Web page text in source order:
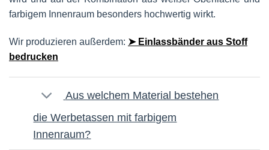
farbigem Innenraum besonders hochwertig wirkt.
Wir produzieren außerdem: ➤ Einlassbänder aus Stoff
bedrucken
Aus welchem Material bestehen
die Werbetassen mit farbigem
Innenraum?